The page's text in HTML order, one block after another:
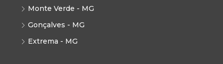
Monte Verde - MG
Gonçalves - MG
Extrema - MG